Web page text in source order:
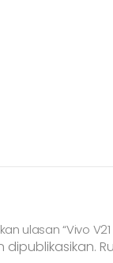
ulasan “Vivo
dipublikasikan.